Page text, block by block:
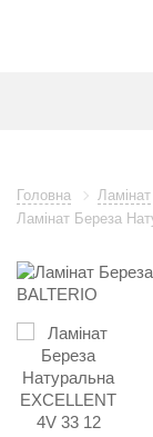
Головна Ламінат
Ламінат Береза